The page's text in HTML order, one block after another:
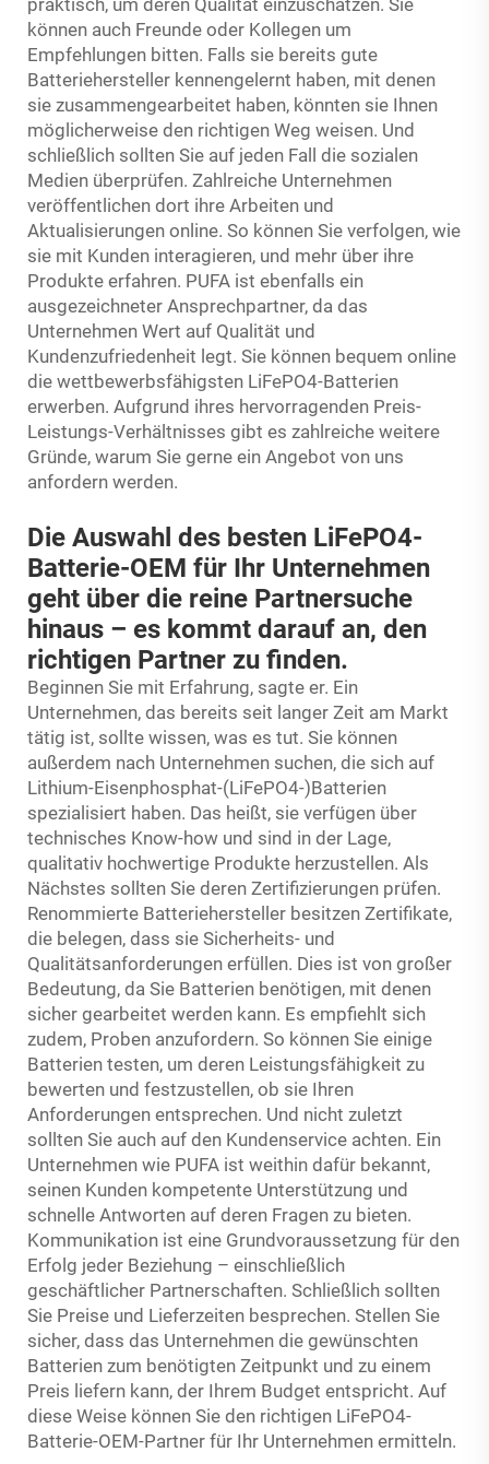
können auch Freunde oder Kollegen um
Empfehlungen bitten. Falls sie bereits gute
Batteriehersteller kennengelernt haben, mit denen
sie zusammengearbeitet haben, könnten sie Ihnen
möglicherweise den richtigen Weg weisen. Und
schließlich sollten Sie auf jeden Fall die sozialen
Medien überprüfen. Zahlreiche Unternehmen
veröffentlichen dort ihre Arbeiten und
Aktualisierungen online. So können Sie verfolgen, wie
sie mit Kunden interagieren, und mehr über ihre
Produkte erfahren. PUFA ist ebenfalls ein
ausgezeichneter Ansprechpartner, da das
Unternehmen Wert auf Qualität und
Kundenzufriedenheit legt. Sie können bequem online
die wettbewerbsfähigsten LiFePO4-Batterien
erwerben. Aufgrund ihres hervorragenden Preis-
Leistungs-Verhältnisses gibt es zahlreiche weitere
Gründe, warum Sie gerne ein Angebot von uns
anfordern werden.
Die Auswahl des besten LiFePO4-
Batterie-OEM für Ihr Unternehmen
geht über die reine Partnersuche
hinaus – es kommt darauf an, den
richtigen Partner zu finden.
Beginnen Sie mit Erfahrung, sagte er. Ein
Unternehmen, das bereits seit langer Zeit am Markt
tätig ist, sollte wissen, was es tut. Sie können
außerdem nach Unternehmen suchen, die sich auf
Lithium-Eisenphosphat-(LiFePO4-)Batterien
spezialisiert haben. Das heißt, sie verfügen über
technisches Know-how und sind in der Lage,
qualitativ hochwertige Produkte herzustellen. Als
Nächstes sollten Sie deren Zertifizierungen prüfen.
Renommierte Batteriehersteller besitzen Zertifikate,
die belegen, dass sie Sicherheits- und
Qualitätsanforderungen erfüllen. Dies ist von großer
Bedeutung, da Sie Batterien benötigen, mit denen
sicher gearbeitet werden kann. Es empfiehlt sich
zudem, Proben anzufordern. So können Sie einige
Batterien testen, um deren Leistungsfähigkeit zu
bewerten und festzustellen, ob sie Ihren
Anforderungen entsprechen. Und nicht zuletzt
sollten Sie auch auf den Kundenservice achten. Ein
Unternehmen wie PUFA ist weithin dafür bekannt,
seinen Kunden kompetente Unterstützung und
schnelle Antworten auf deren Fragen zu bieten.
Kommunikation ist eine Grundvoraussetzung für den
Erfolg jeder Beziehung – einschließlich
geschäftlicher Partnerschaften. Schließlich sollten
Sie Preise und Lieferzeiten besprechen. Stellen Sie
sicher, dass das Unternehmen die gewünschten
Batterien zum benötigten Zeitpunkt und zu einem
Preis liefern kann, der Ihrem Budget entspricht. Auf
diese Weise können Sie den richtigen LiFePO4-
Batterie-OEM-Partner für Ihr Unternehmen ermitteln.